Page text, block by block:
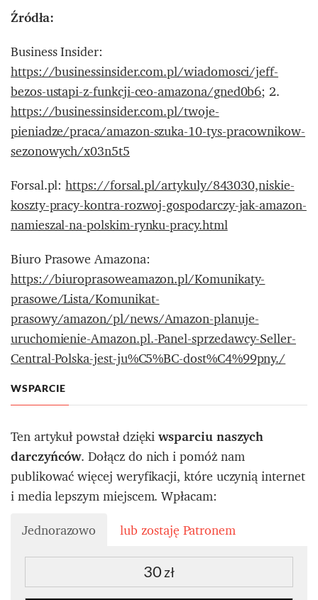
Źródła:
Business Insider:
https://businessinsider.com.pl/wiadomosci/jeff-
bezos-ustapi-z-funkcji-ceo-amazona/gned0b6; 2.
https://businessinsider.com.pl/twoje-
pieniadze/praca/amazon-szuka-10-tys-pracownikow-
sezonowych/x03n5t5
Forsal.pl:https://forsal.pl/artykuly/843030,niskie-
koszty-pracy-kontra-rozwoj-gospodarczy-jak-amazon-
namieszal-na-polskim-rynku-pracy.html
Biuro Prasowe Amazona:
https://biuroprasoweamazon.pl/Komunikaty-
prasowe/Lista/Komunikat-
prasowy/amazon/pl/news/Amazon-planuje-
uruchomienie-Amazon.pl.-Panel-sprzedawcy-Seller-
Central-Polska-jest-ju%C5%BC-dost%C4%99pny./
WSPARCIE
Ten artykuł powstał dziękiwsparciu naszych
darczyńców. Dołącz do nich i pomóż nam
publikować więcej weryfikacji, które uczynią internet
i media lepszym miejscem. Wpłacam:
Jednorazowo
lub zostaję Patronem
30 zł